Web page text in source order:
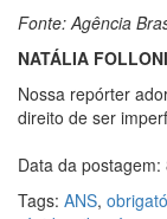
Fonte: Agência
NATÁLIA FOLLONI
Nossa repórter
direito de ser
Data da
Tags: ANS,